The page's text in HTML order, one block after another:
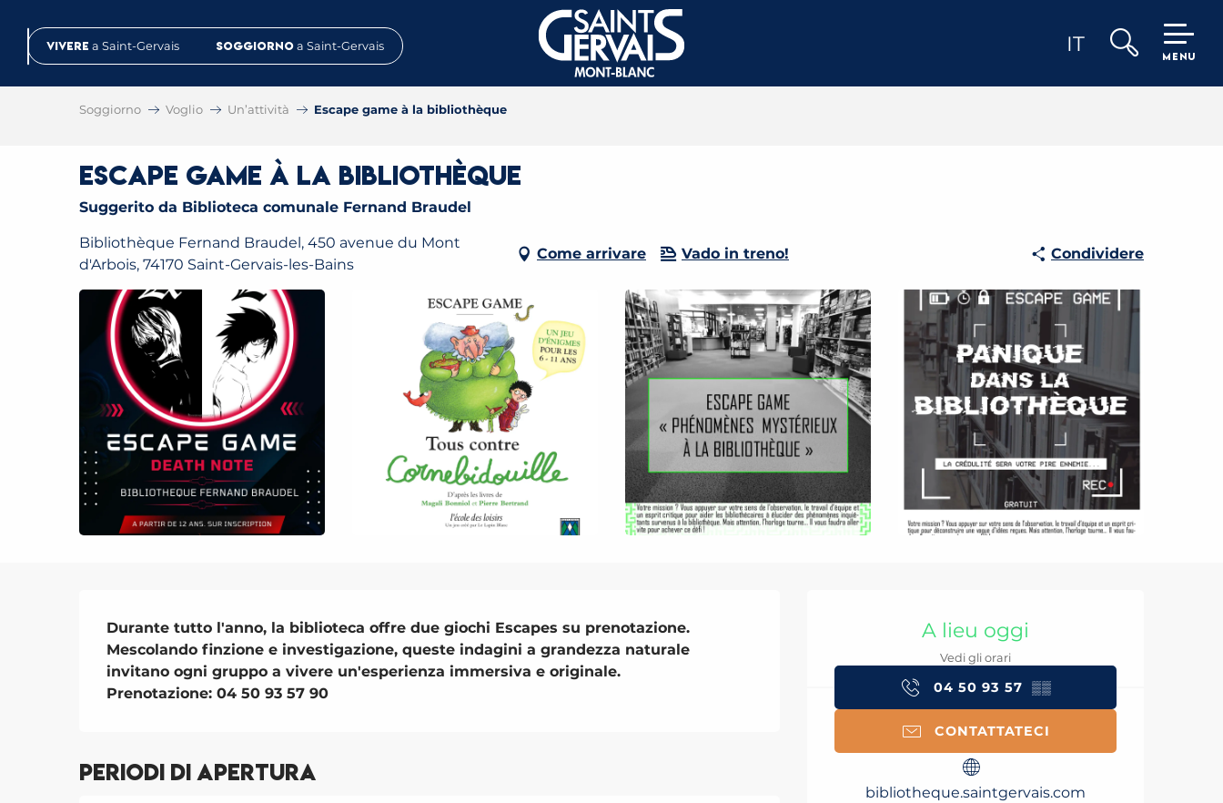
contenu
IT
Vivere a Saint-Gervais Soggiorno a Saint-Gervais
MENU
Soggiorno Voglio Un’attività Escape game à la bibliothèque
Escape game à la bibliothèque
Suggerito da Biblioteca comunale Fernand Braudel
Bibliothèque Fernand Braudel, 450 avenue du Mont
d'Arbois, 74170 Saint-Gervais-les-Bains
Come arrivare Vado in treno! Condividere
Orari e contatti
A lieu oggi
Vedi gli orari
04 50 93 57 ▒▒
CONTATTATECI
bibliotheque.saintgervais.com
Descrizione
Durante tutto l'anno, la biblioteca offre due giochi Escapes su prenotazione.
Mescolando finzione e investigazione, queste indagini a grandezza naturale
invitano ogni gruppo a vivere un'esperienza immersiva e originale.
Prenotazione: 04 50 93 57 90
Periodi di apertura